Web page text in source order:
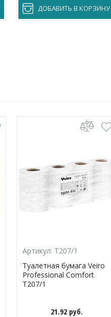
ДОБАВИТЬ В КОРЗИНУ
Артикул: T207/1
Туалетная бумага Veiro
Professional Comfort
T207/1
21.92 руб.